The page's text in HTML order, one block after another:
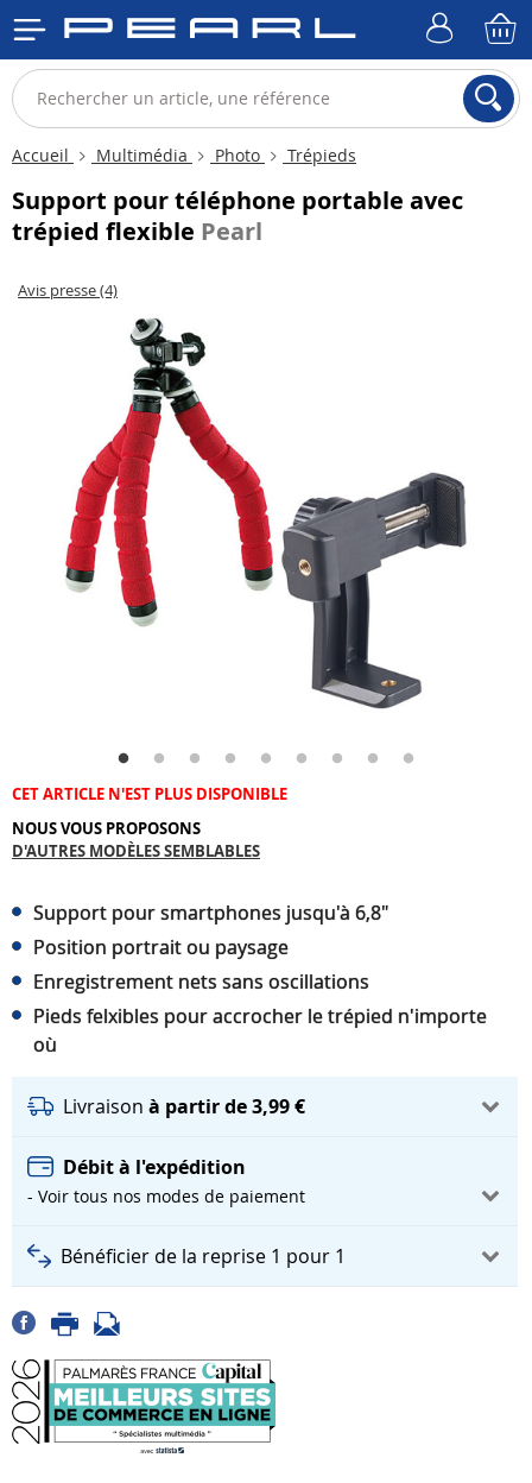
Accueil Multimédia Photo Trépieds
Support pour téléphone portable avec
trépied flexible Pearl
Avis presse (4)
CET ARTICLE N'EST PLUS DISPONIBLE
NOUS VOUS PROPOSONS
D'AUTRES MODÈLES SEMBLABLES
Support pour smartphones jusqu'à 6,8"
Position portrait ou paysage
Enregistrement nets sans oscillations
Pieds felxibles pour accrocher le trépied n'importe
où
Livraison à partir de 3,99 €
Débit à l'expédition
- Voir tous nos modes de paiement
Bénéficier de la reprise 1 pour 1